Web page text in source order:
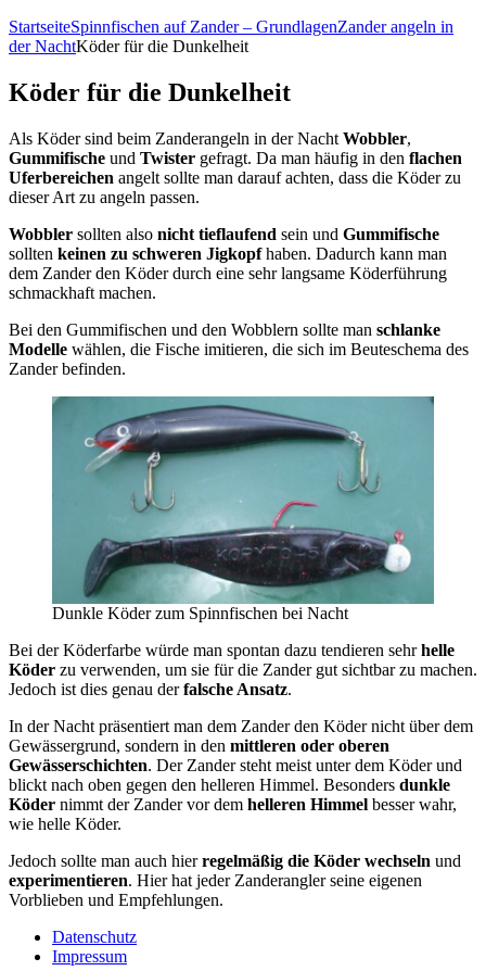
StartseiteSpinnfischen auf Zander – GrundlagenZander angeln in
der NachtKöder für die Dunkelheit
Köder für die Dunkelheit
Als Köder sind beim Zanderangeln in der Nacht Wobbler,
Gummifische und Twister gefragt. Da man häufig in den flachen
Uferbereichen angelt sollte man darauf achten, dass die Köder zu
dieser Art zu angeln passen.
Wobbler sollten also nicht tieflaufend sein und Gummifische
sollten keinen zu schweren Jigkopfhaben. Dadurch kann man
dem Zander den Köder durch eine sehr langsame Köderführung
schmackhaft machen.
Bei den Gummifischen und den Wobblern sollte man schlanke
Modelle wählen, die Fische imitieren, die sich im Beuteschema des
Zander befinden.
Dunkle Köder zum Spinnfischen bei Nacht
Bei der Köderfarbe würde man spontan dazu tendieren sehrhelle
Köder zu verwenden, um sie für die Zander gut sichtbar zu machen.
Jedoch ist dies genau derfalsche Ansatz.
In der Nacht präsentiert man dem Zander den Köder nicht über dem
Gewässergrund, sondern in den mittleren oder oberen
Gewässerschichten. Der Zander steht meist unter dem Köder und
blickt nach oben gegen den helleren Himmel. Besonders dunkle
Köder nimmt der Zander vor dem helleren Himmel besser wahr,
wie helle Köder.
Jedoch sollte man auch hierregelmäßig die Köder wechseln und
experimentieren. Hier hat jeder Zanderangler seine eigenen
Vorblieben und Empfehlungen.
Datenschutz
Impressum